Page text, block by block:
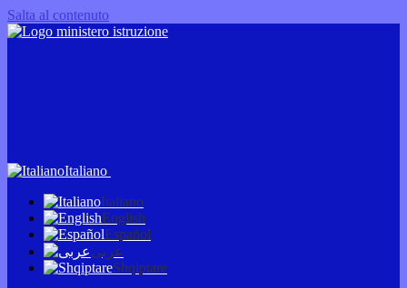
Salta al contenuto
Italiano
Italiano
English
Español
عربى
Shqiptare